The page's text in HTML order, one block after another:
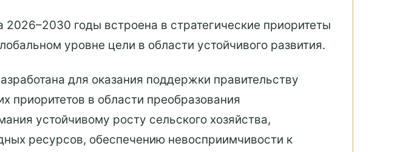
годы встроена в стратегические приоритеты
уровне цели в области устойчивого развития.
для оказания поддержки правительству
приоритетов в области преобразования
устойчивому росту сельского хозяйства,
ресурсов, обеспечению невосприимчивости к